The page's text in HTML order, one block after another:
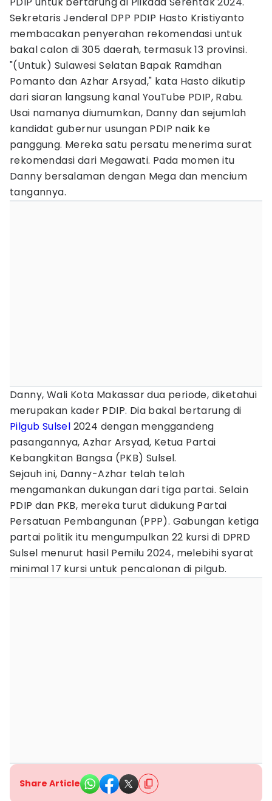
Sekretaris Jenderal DPP PDIP Hasto Kristiyanto
membacakan penyerahan rekomendasi untuk
bakal calon di 305 daerah, termasuk 13 provinsi.
"(Untuk) Sulawesi Selatan Bapak Ramdhan
Pomanto dan Azhar Arsyad," kata Hasto dikutip
dari siaran langsung kanal YouTube PDIP, Rabu.
Usai namanya diumumkan, Danny dan sejumlah
kandidat gubernur usungan PDIP naik ke
panggung. Mereka satu persatu menerima surat
rekomendasi dari Megawati. Pada momen itu
Danny bersalaman dengan Mega dan mencium
tangannya.
Danny, Wali Kota Makassar dua periode, diketahui
merupakan kader PDIP. Dia bakal bertarung di
Pilgub Sulsel 2024 dengan menggandeng
pasangannya, Azhar Arsyad, Ketua Partai
Kebangkitan Bangsa (PKB) Sulsel.
Sejauh ini, Danny-Azhar telah telah
mengamankan dukungan dari tiga partai. Selain
PDIP dan PKB, mereka turut didukung Partai
Persatuan Pembangunan (PPP). Gabungan ketiga
partai politik itu mengumpulkan 22 kursi di DPRD
Sulsel menurut hasil Pemilu 2024, melebihi syarat
minimal 17 kursi untuk pencalonan di pilgub.
Share Article